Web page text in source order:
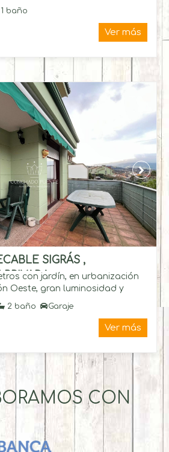
en el que se encuentra.
1 baño
Ver más
SIGRÁS ,
con jardín, en urbanización
Oeste, gran luminosidad y
el año.
2 baño Garaje
Ver más
CON